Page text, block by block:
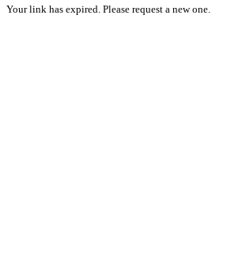
Your link has expired. Please request a new one.